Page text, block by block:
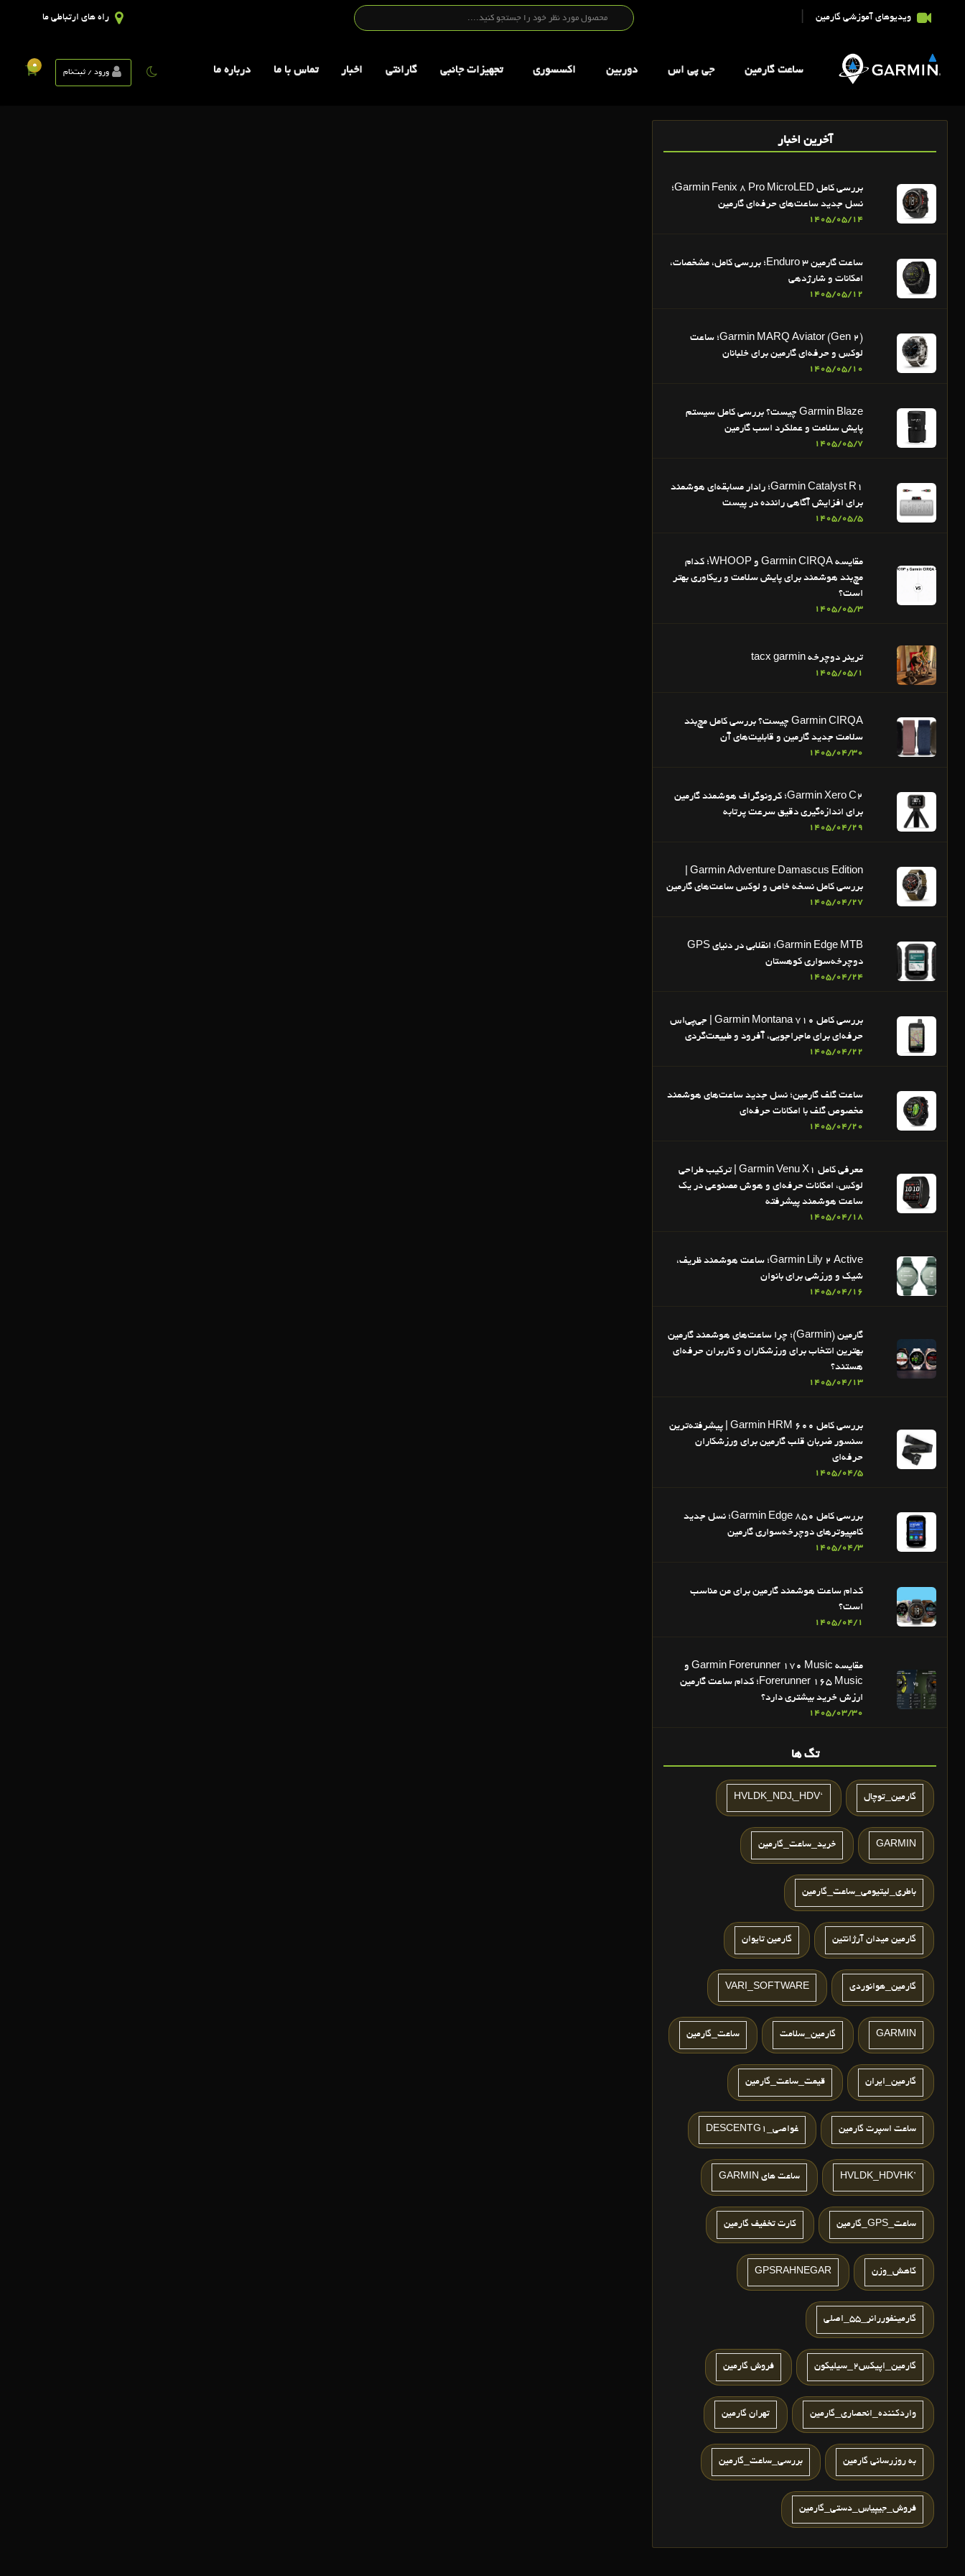
ویدیوهای آموزشی گارمین راه های ارتباطی ما
ورود / ثبت‌نام
0 ساعت گارمین جی پی اس دوربین اکسسوری تجهيزات جانبي گارانتی اخبار تماس با ما درباره ما
آخرین اخبار
بررسی کامل Garmin Fenix 8 Pro MicroLED؛
نسل جدید ساعت‌های حرفه‌ای گارمین
1405/05/14
ساعت گارمین Enduro 3؛ بررسی کامل، مشخصات،
امکانات و شارژدهی
1405/05/12
Garmin MARQ Aviator (Gen 2)؛ ساعت
لوکس و حرفه‌ای گارمین برای خلبانان
1405/05/10
Garmin Blaze چیست؟ بررسی کامل سیستم
پایش سلامت و عملکرد اسب گارمین
1405/05/7
Garmin Catalyst R1؛ رادار مسابقه‌ای هوشمند
برای افزایش آگاهی راننده در پیست
1405/05/5
مقایسه Garmin CIRQA و WHOOP؛ کدام
مچ‌بند هوشمند برای پایش سلامت و ریکاوری بهتر
است؟
1405/05/3
ترینر دوچرخه tacx garmin
1405/05/1
Garmin CIRQA چیست؟ بررسی کامل مچ‌بند
سلامت جدید گارمین و قابلیت‌های آن
1405/04/30
Garmin Xero C2؛ کرونوگراف هوشمند گارمین
برای اندازه‌گیری دقیق سرعت پرتابه
1405/04/29
بررسی کامل نسخه خاص و لوکس ساعت‌های گارمین
1405/04/27
Garmin Edge MTB؛ انقلابی در دنیای GPS
دوچرخه‌سواری کوهستان
1405/04/24
بررسی کامل Garmin Montana 710 | جی‌پی‌اس
حرفه‌ای برای ماجراجویی، آفرود و طبیعت‌گردی
1405/04/22
ساعت گلف گارمین؛ نسل جدید ساعت‌های هوشمند
مخصوص گلف با امکانات حرفه‌ای
1405/04/20
معرفی کامل Garmin Venu X1 | ترکیب طراحی
لوکس، امکانات حرفه‌ای و هوش مصنوعی در یک
ساعت هوشمند پیشرفته
1405/04/18
Garmin Lily 2 Active؛ ساعت هوشمند ظریف،
شیک و ورزشی برای بانوان
1405/04/16
گارمین (Garmin)؛ چرا ساعت‌های هوشمند گارمین
بهترین انتخاب برای ورزشکاران و کاربران حرفه‌ای
هستند؟
1405/04/13
بررسی کامل Garmin HRM 600 | پیشرفته‌ترین
سنسور ضربان قلب گارمین برای ورزشکاران
حرفه‌ای
1405/04/5
بررسی کامل Garmin Edge 850؛ نسل جدید
کامپیوترهای دوچرخه‌سواری گارمین
1405/04/3
کدام ساعت هوشمند گارمین برای من مناسب
است؟
1405/04/1
مقایسه Garmin Forerunner 170 Music و
Forerunner 165 Music؛ کدام ساعت گارمین
ارزش خرید بیشتری دارد؟
1405/03/30
تگ ها
گارمین_توچال ‘HVLDK_NDJ,_HDV
GARMIN خريد_ساعت_گارمين
باطری_لیتیومی_ساعت_گارمین
گارمین میدان آرژانتین گارمین تایوان
گارمين_هوانوردي VARI_SOFTWARE
GARMIN گارمین_سلامت ساعت_گارمین
گارمین_ایران قیمت_ساعت_گارمین
ساعت اسپرت گارمين غواصی_DESCENTG1
’HVLDK_HDVHK ساعت هاي GARMIN
ساعت_GPS_گارمين کارت تخفیف گارمین
کاهش_وزن GPSRAHNEGAR
گارمینفوررانر_55_اصلی
گارمین_اپیکس2_سیلیکون فروش گارمين
واردکننده_انحصاری_گارمین تهران گارمین
به روزرساني گارمين بررسی_ساعت_گارمین
فروش_جیپیاس_دستی_گارمین